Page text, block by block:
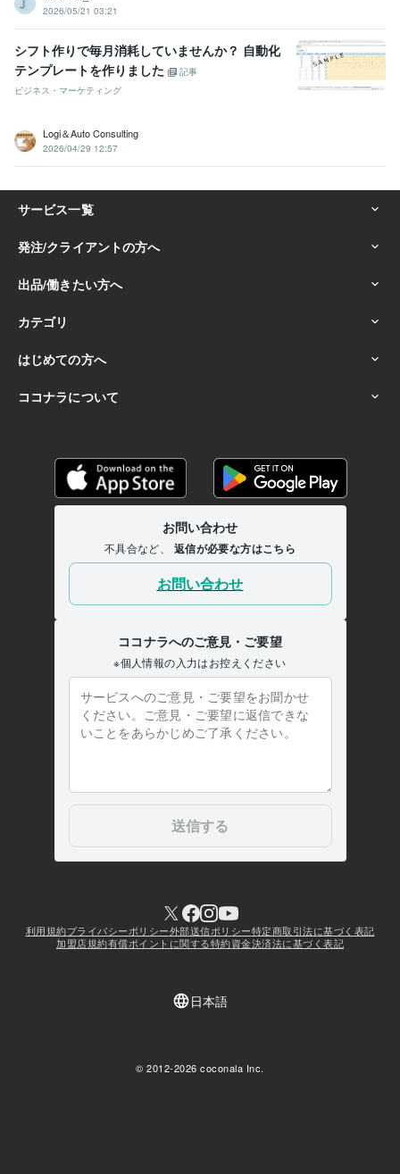
2026/05/21 03:21
シフト作りで毎月消耗していませんか？ 自動化
テンプレートを作りました
記事
ビジネス・マーケティング
Logi＆Auto Consulting
2026/04/29 12:57